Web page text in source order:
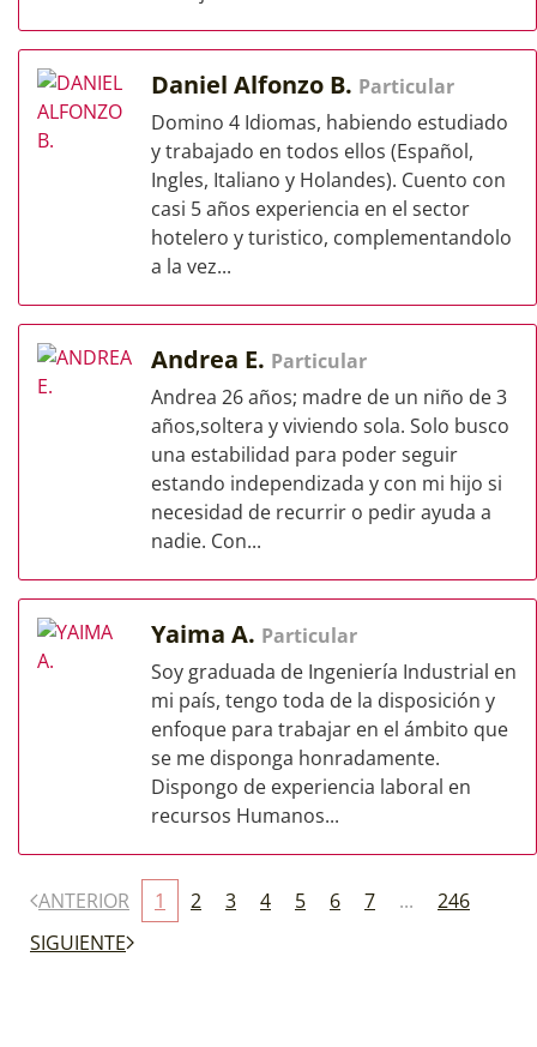
Daniel Alfonzo B. Particular
Domino 4 Idiomas, habiendo estudiado
y trabajado en todos ellos (Español,
Ingles, Italiano y Holandes). Cuento con
casi 5 años experiencia en el sector
hotelero y turistico, complementandolo
a la vez...
Andrea E. Particular
Andrea 26 años; madre de un niño de 3
años,soltera y viviendo sola. Solo busco
una estabilidad para poder seguir
estando independizada y con mi hijo si
necesidad de recurrir o pedir ayuda a
nadie. Con...
Yaima A. Particular
Soy graduada de Ingeniería Industrial en
mi país, tengo toda de la disposición y
enfoque para trabajar en el ámbito que
se me disponga honradamente.
Dispongo de experiencia laboral en
recursos Humanos...
ANTERIOR 1 2 3 4 5 6 7 ...
246
SIGUIENTE